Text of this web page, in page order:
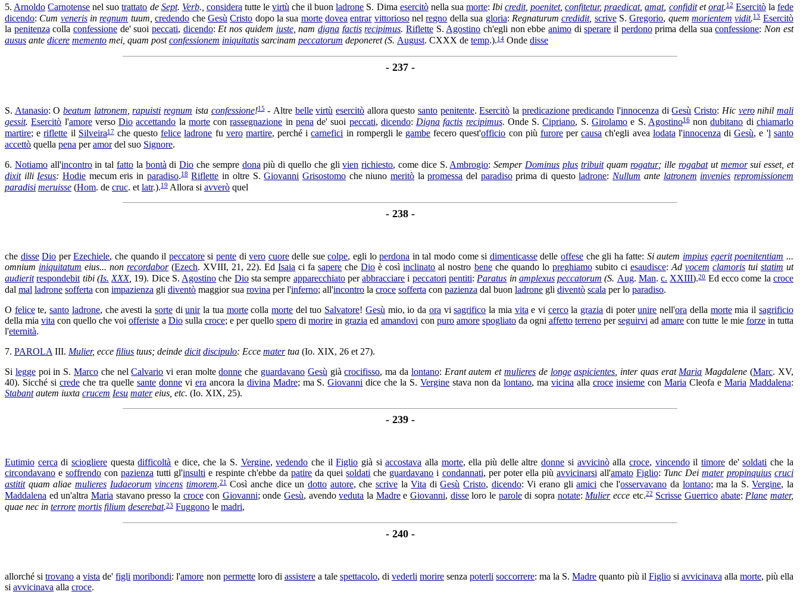
5. Arnoldo Carnotense nel suotrattato de Sept. Verb., considera tutte levirtù che il buonladrone S. Dima esercitònella sua morte: Ibicredit,poenitet,confitetur,praedicat,amat, confiditetorat.12 Esercitòla fede
dicendo: Cum venerisinregnum tuum,credendo che Gesù Cristo dopo la sua morte dovea entrar vittoriosonelregno della sua gloria: Regnaturum credidit, scriveS.Gregorio, quemmorientem vidit.13 Esercitò
la penitenza collaconfessione de' suoipeccati, dicendo: Et nos quidem iuste, nam digna factis recipimus. RifletteS. Agostino ch'egli non ebbeanimo disperare il perdonoprima della suaconfessione: Non est
ausus ante dicere memento mei, quam postconfessionem iniquitatis sarcinam peccatorum deponeret(S. August. CXXX de temp.).14 Onde disse
- 237 -
S. Atanasio: Obeatum latronem ,rapuisti regnum ista confessione!15- Altre belle virtù esercitòallora questo santo penitente.Esercitò la predicazione predicando l'innocenza diGesù Cristo: Hic veronihil mali
gessit.Esercitò l'amoreversoDio accettando la morteconrassegnazione in pena de' suoi peccati, dicendo: Digna factis recipimus. Onde S.Cipriano, S. Girolamo e S. Agostino16nondubitano di chiamarlo
martire; eriflette il Silveira17che questofelice ladrone fu vero martire, perché icarnefici in romperglile gambe fecero quest'officio con più furorepercausa ch'egli avea lodatal'innocenzadiGesù, e 'l santo
accettò quella pena peramordel suo Signore.
6. Notiamoall'incontroin talfatto la bontà diDio che sempre dona più di quello che glivien richiesto, come dice S. Ambrogio:Semper Dominus plus tribuitquamrogatur; ille rogabatut memorsui esset, et
dixitilli Iesus:Hodie mecum eris in paradiso.18 Riflette in oltre S.Giovanni Grisostomoche niuno meritòlapromessa del paradisoprima di questoladrone: Nullum ante latronem invenies repromissionem
paradisi meruisse (Hom. de cruc. et latr.).19 Allora si avverò quel
- 238 -
che disse Dio perEzechiele, che quando il peccatoresi pentedivero cuoredelle suecolpe, egli loperdona in tal modo come si dimenticassedelle offeseche gli ha fatte: Si autem impius egerit poenitentiam ...
omnium iniquitatum eius... nonrecordabor (Ezech. XVIII, 21, 22). EdIsaia ci fasapere cheDio è cosìinclinato al nostro beneche quando lo preghiamosubito ci esaudisce: Ad vocem clamoristui statim ut
audierit respondebittibi (Is. XXX, 19). Dice S.Agostino che Diosta sempre apparecchiatoperabbracciare i peccatori pentiti:Paratus in amplexus peccatorum (S. Aug. Man.c. XXIII).20Ed ecco come la croce
dal mal ladrone sofferta con impazienza gli diventò maggior sua rovina per l'inferno; all'incontro la croce sofferta con pazienza dal buon ladrone gli diventò scala per lo paradiso.
O felicete,santo ladrone, che avesti la sortediunirla tua mortecollamorte del tuo Salvatore! Gesù mio, io da ora visagrifico la mia vita e vi cercola grazia di poterunire nell'ora della mortemia il sagrificio
della miavita con quello che voiofferiste a Diosulla croce; e per quellospero dimorire in grazia edamandovi con puro amore spogliatoda ogni affetto terreno perseguirvi adamare con tutte le mie forzein tutta
l'eternità.
7. PAROLA III. Mulier, ecce filius tuus; deinde dicit discipulo: Ecce matertua (Io. XIX, 26 et 27).
Si leggepoi in S. Marcoche nelCalvario vi eran moltedonne che guardavano Gesù giàcrocifisso, ma da lontano: Erant autem et mulieresde longe aspicientes , inter quas erat Maria Magdalene (Marc. XV,
40). Sicché si credeche tra quelle sante donnevi era ancora la divina Madre; ma S.Giovanni dice che la S.Vergine stava non dalontano, mavicina allacroce insieme con Maria Cleofa e Maria Maddalena:
Stabantautem iuxta crucem Iesu matereius, etc. (Io. XIX, 25).
- 239 -
Eutimio cerca disciogliere questadifficoltà e dice, che la S. Vergine,vedendo che ilFiglio già siaccostava alla morte, ella più delle altredonne si avvicinòalla croce, vincendoil timore de'soldati che la
circondavano esoffrendo conpazienza tutti gl'insulti erespinte ch'ebbe dapatire da queisoldati che guardavano i condannati, per poter ella più avvicinarsi all'amato Figlio: Tunc Dei mater propinquius cruci
astititquam aliae mulieres Iudaeorum vincens timorem.21 Così anche dice un dotto autore, che scrivelaVita diGesù Cristo, dicendo: Vi erano gliamici che l'osservavano da lontano; ma la S.Vergine, la
Maddalena ed un'altra Maria stavano presso la crocecon Giovanni; ondeGesù, avendoveduta la MadreeGiovanni, disseloro le paroledi sopra notate: Mulierecce etc.22 Scrisse Guerrico abate: Plane mater,
quae nec in terrore mortis filium deserebat.23 Fuggono le madri,
- 240 -
allorché sitrovano avista de'figli moribondi: l'amore non permetteloro di assisterea tale spettacolo, di vederli morire senzapoterli soccorrere: ma la S.Madre quanto più il Figliosi avvicinava alla morte, più ella
si avvicinava alla croce.